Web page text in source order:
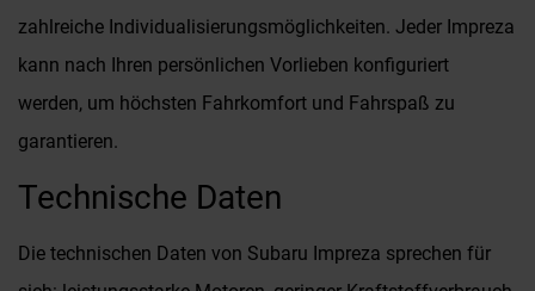
zahlreiche Individualisierungsmöglichkeiten. Jeder Impreza
kann nach Ihren persönlichen Vorlieben konfiguriert
werden, um höchsten Fahrkomfort und Fahrspaß zu
garantieren.
Technische Daten
Die technischen Daten von Subaru Impreza sprechen für